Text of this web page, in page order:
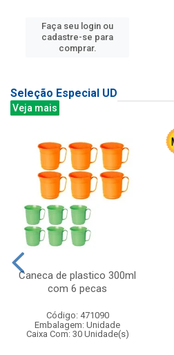
Faça seu login ou
cadastre-se para
comprar.
Seleção Especial UD
Veja mais
Caneca de plastico 300ml
com 6 pecas
Código: 471090
Embalagem: Unidade
Caixa Com: 30 Unidade(s)